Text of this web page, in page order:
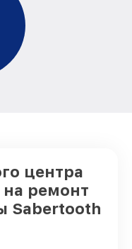
центра
ремонт
Sabertooth